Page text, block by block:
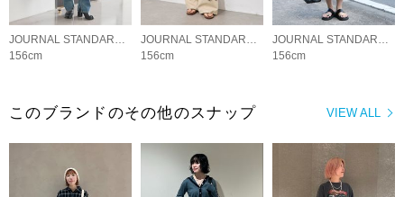
JOURNAL STANDARD LADYS
156cm
JOURNAL STANDARD LADYS
156cm
JOURNAL STANDARD LADYS
156cm
VIEW ALL
このブランドのその他のスナップ